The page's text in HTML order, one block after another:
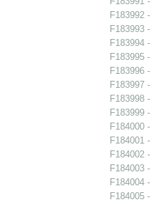
F183992
F183993
F183994
F183995
F183996
F183997
F183998
F183999
F184000
F184001
F184002
F184003
F184004
F184005